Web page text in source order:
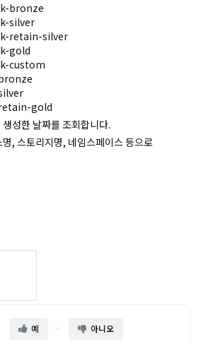
bronze
silver
retain-silver
gold
custom
gold
성한 날짜를 조회합니다.
, 스토리지명, 네임스페이스 등으로
예 아니오